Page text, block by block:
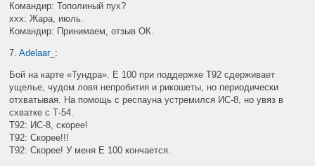
Командир: Тополиный пух?
ххх: Жара, июль.
Командир: Принимаем, отзыв ОК.
7.Adelaar_ :
Бой на карте «Тундра». Е 100 при поддержке Т92 сдерживает
ущелье, чудом ловя непробития и рикошеты, но периодически
отхватывая. На помощь с респауна устремился ИС-8, но увяз в
схватке с Т-54.
Т92: ИС-8, скорее!
Т92: Скорее!!!
Т92: Скорее! У меня Е 100 кончается.